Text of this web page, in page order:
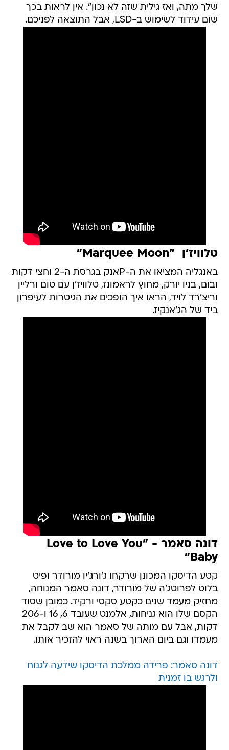
שלך מתה, ואז גילית שזה לא נכון". אין לראות בכך
שום עידוד לשימוש ב-LSD, אבל התוצאה לפניכם.
טלוויז'ן  "Marquee Moon"
באנגליה המציאו את ה-Pאנק בגרסת ה-2 וחצי דקות
ובום, בניו יורק, מחוץ לראמונז, טלוויז'ן עם טום ורליין
וריצ'רד לויד, הראו איך הופכים את הגיטרות לעיפרון
ביד של הג'אנקיז.
דונה סאמר - "Love to Love You
Baby"
קטע הדיסקו המכונן שרקחו ג'ורג'יו מורודר ופיט
בלוט לפרוטג'ה של מורודר, דונה סאמר המנוחה,
מחזיק מעמד שנים כקטע סקסי ורקיד. כמובן שסוד
הקסם שלו הוא גניחות, אלמנט שעובד 6, 16 ו-206
דקות, אבל עם מותה של סאמר הוא שב לקבל את
מעמדו וגם ביום הארוך בשנה ראוי להזכיר אותו.
דונה סאמר: פרידה ממלכת הדיסקו שידעה לגנוח
ולרגש בו זמנית